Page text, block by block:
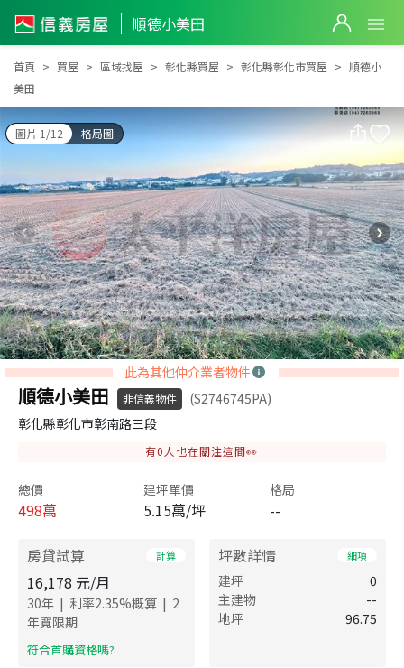
順德小美田
順德小美田
首頁 買屋 區域找屋 彰化縣買屋 彰化縣彰化市買屋
順德小
美田
圖片 1/12 格局圖
此為其他仲介業者物件
順德小美田 非信義物件
(S2746745PA)
彰化縣彰化市彰南路三段
有0 人也在關注這間👀
總價
498萬
建坪單價
5.15萬/坪
格局
--
房貸試算 計算
16,178 元/月
30年 | 利率2.35%概算 | 2
年寬限期
​符合首購資格嗎?
坪數詳情 細項
建坪
0
主建物
--
地坪
96.75